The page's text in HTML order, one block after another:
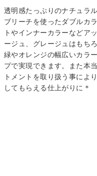
透明感たっぷりのナチュラ
ブリーチを使ったダブルカ
トやインナーカラーなどア
ージュ、グレージュはもち
緑やオレンジの幅広いカラ
プで実現できます。また本
トメントを取り扱う事によ
してもらえる仕上がりに＊